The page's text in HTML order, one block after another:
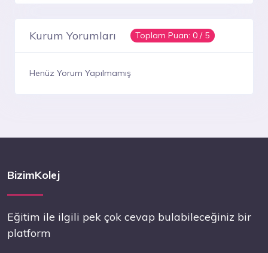
Kurum Yorumları Toplam Puan:0 / 5
Henüz Yorum Yapılmamış
BizimKolej
Eğitim ile ilgili pek çok cevap bulabileceğiniz bir
platform